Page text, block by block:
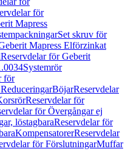
för
Mapress
Set skruv för
Mapress Elförzinkat
Reservdelar för Geberit
Systemrör
för
BöjarReservdelar
Reservdelar för
för Övergångar ej
löstagbaraReservdelar för
KompensatorerReservdelar
för FörslutningarMuffar